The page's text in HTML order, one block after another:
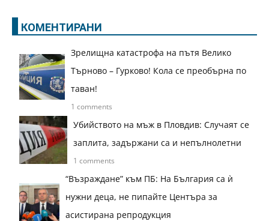
КОМЕНТИРАНИ
Зрелищна катастрофа на пътя Велико
Търново – Гурково! Кола се преобърна по
таван!
1 comments
Убийството на мъж в Пловдив: Случаят се
заплита, задържани са и непълнолетни
1 comments
“Възраждане” към ПБ: На България са ѝ
нужни деца, не пипайте Центъра за
асистирана репродукция